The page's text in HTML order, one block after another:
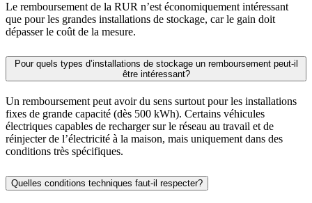
Le remboursement de la RUR n’est économiquement intéressant
que pour les grandes installations de stockage, car le gain doit
dépasser le coût de la mesure.
Pour quels types d’installations de stockage un remboursement peut-il
être intéressant?
Un remboursement peut avoir du sens surtout pour les installations
fixes de grande capacité (dès 500 kWh). Certains véhicules
électriques capables de recharger sur le réseau au travail et de
réinjecter de l’électricité à la maison, mais uniquement dans des
conditions très spécifiques.
Quelles conditions techniques faut-il respecter?